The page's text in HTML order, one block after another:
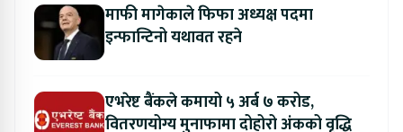
माफी मागेकाले फिफा अध्यक्ष पदमा
इन्फान्टिनो यथावत रहने
एभरेष्ट बैंकले कमायो ५ अर्ब ७ करोड,
वितरणयोग्य मुनाफामा दोहोरो अंकको वृद्धि